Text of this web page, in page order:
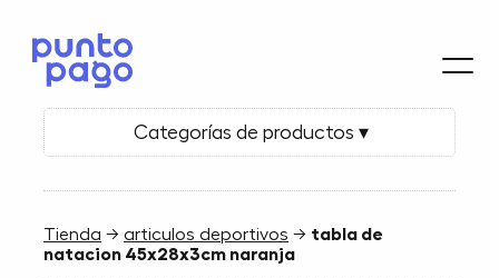
Categorías de productos ▾
Tienda →articulos deportivos → tabla de
natacion 45x28x3cm naranja